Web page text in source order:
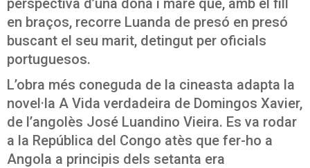
en braços, recorre Luanda de presó en presó
buscant el seu marit, detingut per oficials
portuguesos.
L’obra més coneguda de la cineasta adapta la
novel·la A Vida verdadeira de Domingos Xavier,
de l’angolès José Luandino Vieira. Es va rodar
a la República del Congo atès que fer-ho a
Angola a principis dels setanta era